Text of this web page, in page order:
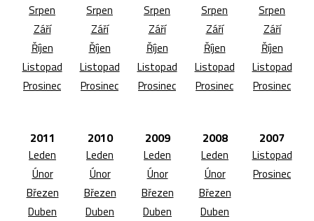
Srpen
Září
Říjen
Listopad
Prosinec
Srpen
Září
Říjen
Listopad
Prosinec
Srpen
Září
Říjen
Listopad
Prosinec
Srpen
Září
Říjen
Listopad
Prosinec
Srpen
Září
Říjen
Listopad
Prosinec
2011
Leden
Únor
Březen
Duben
2010
Leden
Únor
Březen
Duben
2009
Leden
Únor
Březen
Duben
2008
Leden
Únor
Březen
Duben
2007
Listopad
Prosinec